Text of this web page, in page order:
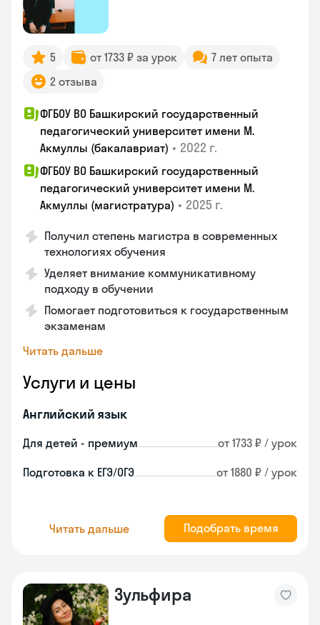
5 от 1733 ₽ за урок
7 лет опыта
2 отзыва
ФГБОУ ВО Башкирский государственный
педагогический университет имени М.
Акмуллы (бакалавриат) • 2022 г.
ФГБОУ ВО Башкирский государственный
педагогический университет имени М.
Акмуллы (магистратура) • 2025 г.
Получил степень магистра в современных
технологиях обучения
Уделяет внимание коммуникативному
подходу в обучении
Помогает подготовиться к государственным
экзаменам
Читать дальше
Услуги и цены
Английский язык
Для детей - премиум от 1733 ₽ / урок
Подготовка к ЕГЭ/ОГЭ от 1880 ₽ / урок
Читать дальше Подобрать время
Зульфира